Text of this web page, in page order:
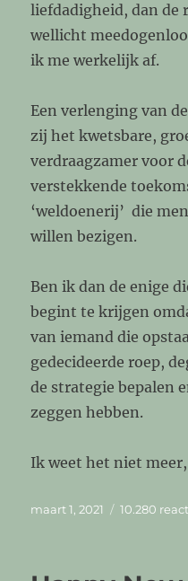
liefdadigheid, dan de
wellicht
ik me werkelijk af.
Een verlenging van
zij het kwetsbare,
verdraagzamer voor
verstekkende
‘weldoenerij’ die
willen bezigen.
Ben ik dan de enige
begint te krijgen
van iemand die
gedecideerde roep,
de strategie bepalen
zeggen hebben.
Ik weet het niet
Geplaatst
maart 1, 2021 10.280